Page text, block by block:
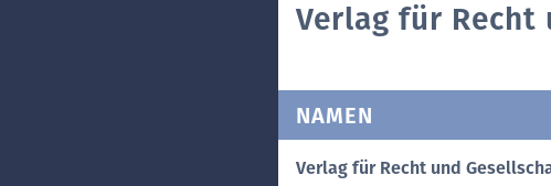
Verlag für Recht
NAMEN
Verlag für Recht und